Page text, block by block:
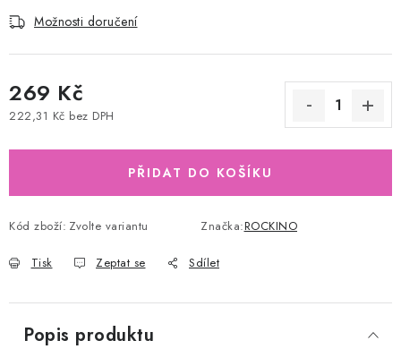
Možnosti doručení
269 Kč
222,31 Kč bez DPH
PŘIDAT DO KOŠÍKU
Kód zboží: Zvolte variantu Značka:ROCKINO
Tisk Zeptat se Sdílet
Popis produktu